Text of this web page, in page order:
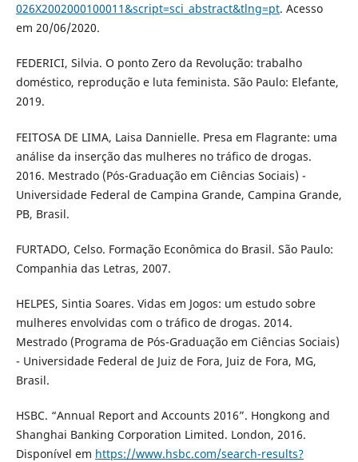
026X2002000100011&script=sci_abstract&tlng=pt. Acesso
em 20/06/2020.
FEDERICI, Silvia. O ponto Zero da Revolução: trabalho
doméstico, reprodução e luta feminista. São Paulo: Elefante,
2019.
FEITOSA DE LIMA, Laisa Dannielle. Presa em Flagrante: uma
análise da inserção das mulheres no tráfico de drogas.
2016. Mestrado (Pós-Graduação em Ciências Sociais) -
Universidade Federal de Campina Grande, Campina Grande,
PB, Brasil.
FURTADO, Celso. Formação Econômica do Brasil. São Paulo:
Companhia das Letras, 2007.
HELPES, Sintia Soares. Vidas em Jogos: um estudo sobre
mulheres envolvidas com o tráfico de drogas. 2014.
Mestrado (Programa de Pós-Graduação em Ciências Sociais)
- Universidade Federal de Juiz de Fora, Juiz de Fora, MG,
Brasil.
HSBC. “Annual Report and Accounts 2016”. Hongkong and
Shanghai Banking Corporation Limited. London, 2016.
Disponível em https://www.hsbc.com/search-results?